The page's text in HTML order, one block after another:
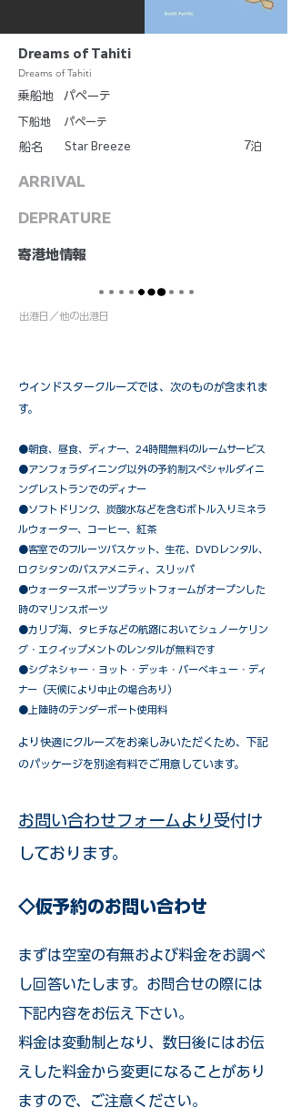
Dreams of Tahiti
Dreams of Tahiti
乗船地
下船地
船名
パペーテ
パペーテ
Star Breeze 7泊
ARRIVAL
DEPRATURE
​寄港地情報
出港日／他の出港日
ウインドスタークルーズでは、次のものが含まれま
す。
●朝食、昼食、ディナー、24時間無料のルームサービス
​●アンフォラダイニング以外の予約制スペシャルダイニ
ングレストランでのディナー
●ソフトドリンク、炭酸水などを含むボトル入りミネラ
ルウォーター、コーヒー、紅茶
●客室でのフルーツバスケット、生花、DVDレンタル、
ロクシタンのバスアメニティ、スリッパ
●ウォータースポーツプラットフォームがオープンした
時のマリンスポーツ
●カリブ海、タヒチなどの航路においてシュノーケリン
グ・エクイップメントのレンタルが無料です
​●シグネシャー・ヨット・デッキ・バーベキュー・ディ
ナー（天候により中止の場合あり）
●上陸時のテンダーボート使用料
​より快適にクルーズをお楽しみいただくため、下記
のパッケージを別途有料でご用意しています。​
お問い合わせフォームより 受付け
しております。
◇仮予約のお問い合わせ
まずは空室の有無および料金をお調べ
し回答いたします。お問合せの際には
下記内容をお伝え下さい。
料金は変動制となり、数日後にはお伝
えした料金から変更になることがあり
ますので、ご注意ください。